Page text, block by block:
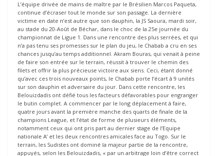
L’équipe drivée de mains de maître par le Brésilien Marcos Paqueta,
continue d’écraser tout le monde sur son passage. La dernière
victime en date n’est autre que son dauphin, la JS Saoura, mardi soir,
au stade du 20-Août de Béchar, dans le choc de la 25e journée du
championnat de Ligue 1. Dans une rencontre des plus serrées, et qui
n’a pas tenu ses promesses sur le plan du jeu, le Chabab a cru en ses
chances jusqu’au temps additionnel. Akram Bouras, qui venait à peine
de faire son entrée sur le terrain, réussit à trouver le chemin des
filets et offrir la plus précieuse victoire aux siens. Ceci, étant donné
qu’avec ces trois nouveaux points, le Chabab porte l’écart à 9 unités
sur son dauphin et adversaire du jour. Dans cette rencontre, les
Belouizdadis ont défié tous les facteurs défavorables pour engranger
le butin complet. A commencer par le long déplacement à faire,
quatre jours avant la première manche des quarts de finale de la
champions League, et l’état de forme de plusieurs éléments,
notamment ceux qui ont pris part au dernier stage de l’Equipe
nationale A’ et les deux rencontres amicales face au Togo. Sur le
terrain, les Sudistes ont dominé la majeur partie de la rencontre,
appuyés, selon les Belouizdadis, « par un arbitrage loin d’être correct